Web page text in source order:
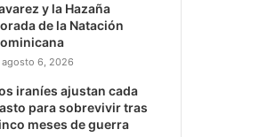
y la Hazaña
de la Natación
agosto 6, 2026
iraníes ajustan cada
para sobrevivir tras
meses de guerra